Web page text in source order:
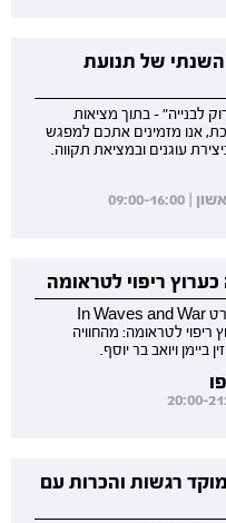
השנתי של תנועת
לבנייה" - בתוך מציאות
אנו מזמינים אתכם למפגש
עוגנים ובמציאת תקווה.
מכון מפרשים מזמין לערב עיון שיעסוק בסרט In Waves and War
ריפוי לטראומה: מהחוויה
ביימן ויואב בר יוסף.
רגשות והכרות עם